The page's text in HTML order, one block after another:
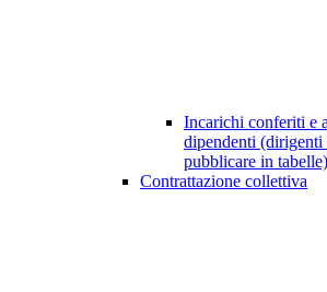
Incarichi conferiti e
dipendenti
pubblicare in tabelle)
Contrattazione collettiva